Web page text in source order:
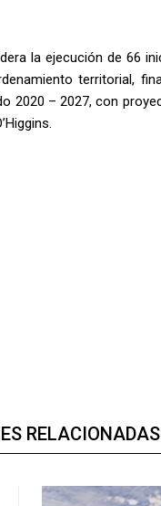
la ejecución de 66
territorial,
2020 – 2027, con
RELACIONADAS